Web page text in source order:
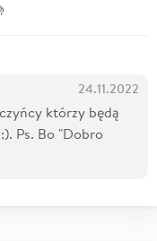
24.11.2022
którzy będą
Ps. Bo "Dobro